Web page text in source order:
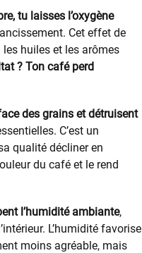
tu laisses l’oxygène
Cet effet de
huiles et les arômes
? Ton café perd
des grains et détruisent
C’est un
qualité décliner en
du café et le rend
l’humidité ambiante,
L’humidité favorise
moins agréable, mais